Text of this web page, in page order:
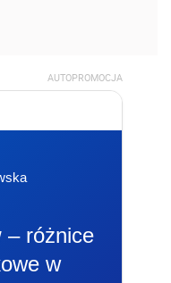
AUTOPROMOCJA
– różnice
w